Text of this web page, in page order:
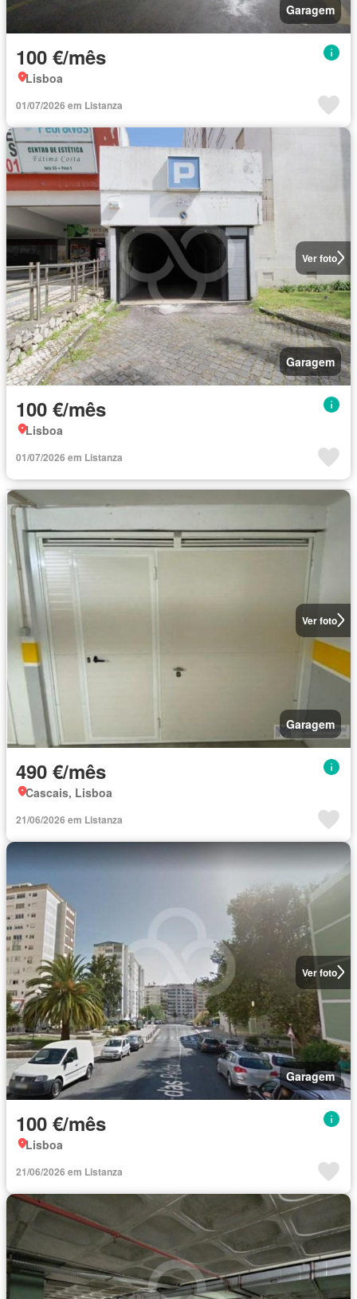
Garagem
100 €/mês
Lisboa
01/07/2026 em Listanza
Ver foto
Garagem
100 €/mês
Lisboa
01/07/2026 em Listanza
Ver foto
Garagem
490 €/mês
Cascais, Lisboa
21/06/2026 em Listanza
Ver foto
Garagem
100 €/mês
Lisboa
21/06/2026 em Listanza